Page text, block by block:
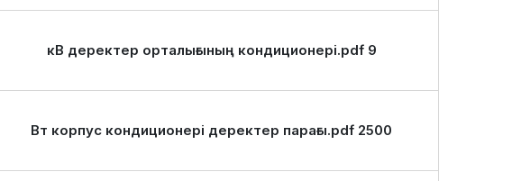
9 кВ деректер орталығының кондиционері.pdf
2500 Вт корпус кондиционері деректер парағы.pdf